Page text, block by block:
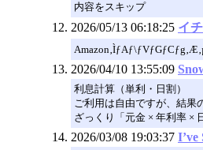
内容をスキップ
2026/05/13 06:18:25 イ
2026/04/10 13:55:09
利息計算（単利・日割）
ご利用は自由ですが、結果
ざっくり「元金 × 年利率 ×
2026/03/08 19:03:37